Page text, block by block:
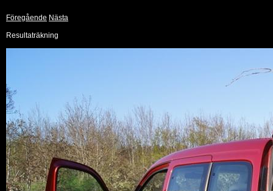
Föregående Nästa
Resultaträkning